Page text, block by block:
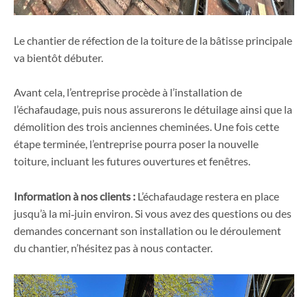
Le chantier de réfection de la toiture de la bâtisse principale
va bientôt débuter.
Avant cela, l’entreprise procède à l’installation de
l’échafaudage, puis nous assurerons le détuilage ainsi que la
démolition des trois anciennes cheminées. Une fois cette
étape terminée, l’entreprise pourra poser la nouvelle
toiture, incluant les futures ouvertures et fenêtres.
Information à nos clients : L’échafaudage restera en place
jusqu’à la mi‑juin environ. Si vous avez des questions ou des
demandes concernant son installation ou le déroulement
du chantier, n’hésitez pas à nous contacter.